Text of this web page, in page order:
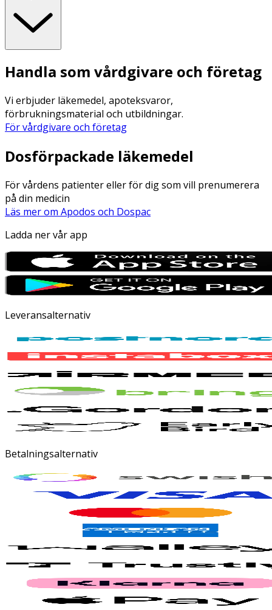
Handla som vårdgivare och företag
Vi erbjuder läkemedel, apoteksvaror,
förbrukningsmaterial och utbildningar.
För vårdgivare och företag
Dosförpackade läkemedel
För vårdens patienter eller för dig som vill prenumerera
på din medicin
Läs mer om Apodos och Dospac
Ladda ner vår app
Leveransalternativ
Betalningsalternativ